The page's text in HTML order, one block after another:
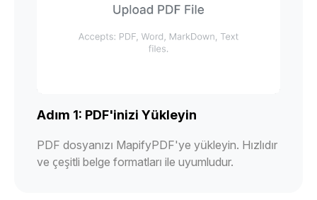
Adım 1: PDF'inizi Yükleyin
PDF dosyanızı MapifyPDF'ye yükleyin. Hızlıdır
ve çeşitli belge formatları ile uyumludur.